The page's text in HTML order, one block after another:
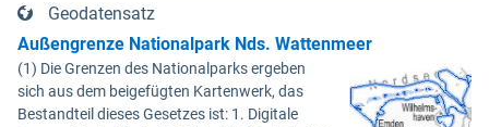
Schnackenburg bis 569 bei Lauenburg). Das Biosphärenreservat
umfasst Teile der Landkreise Lüchow-Dannenberg und Lüneburg.
Geodatensatz
Außengrenze Nationalpark Nds. Wattenmeer
(1) Die Grenzen des Nationalparks ergeben
sich aus dem beigefügten Kartenwerk, das
Bestandteil dieses Gesetzes ist: 1. Digitale